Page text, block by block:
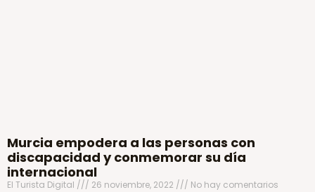
Murcia empodera a las personas con
discapacidad y conmemorar su día
internacional
El Turista Digital 26 noviembre, 2022 No hay comentarios